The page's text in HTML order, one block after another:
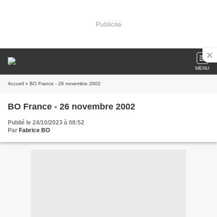
Publicité
MENU
Accueil » BO France - 26 novembre 2002
BO France - 26 novembre 2002
Publié le 24/10/2023 à 08:52
Par Fabrice BO